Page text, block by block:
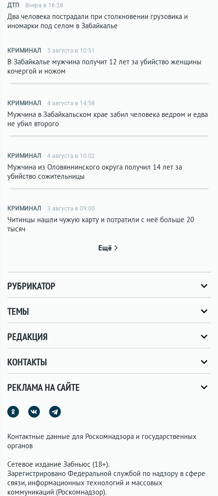
ДТП Вчера в 16:28
Два человека пострадали при столкновении грузовика и
иномарки под селом в Забайкалье
КРИМИНАЛ 5 августа в 10:51
В Забайкалье мужчина получит 12 лет за убийство женщины
кочергой и ножом
КРИМИНАЛ 4 августа в 14:58
Мужчина в Забайкальском крае забил человека ведром и едва
не убил второго
КРИМИНАЛ 4 августа в 10:02
Мужчина из Оловяннинского округа получил 14 лет за
убийство сожительницы
КРИМИНАЛ 3 августа в 09:00
Читинцы нашли чужую карту и потратили с неё больше 20
тысяч
Ещё
РУБРИКАТОР
ТЕМЫ
РЕДАКЦИЯ
КОНТАКТЫ
РЕКЛАМА НА САЙТЕ
Контактные данные для Роскомнадзора и государственных
органов
Сетевое издание Забньюс (18+).
Зарегистрировано Федеральной службой по надзору в сфере
связи, информационных технологий и массовых
коммуникаций (Роскомнадзор).